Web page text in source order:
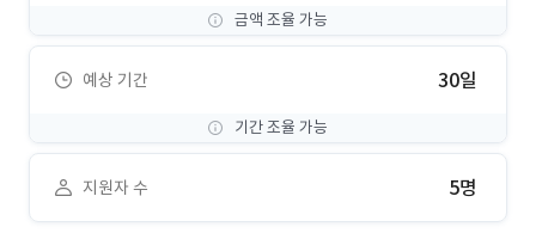
금액 조율 가능
예상 기간 30일
기간 조율 가능
지원자 수 5명